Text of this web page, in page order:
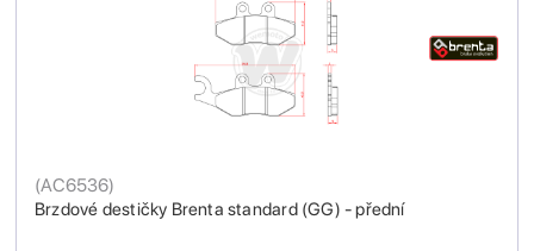
Brzdové destičky Brenta standard (GG) - přední
(AC6536)